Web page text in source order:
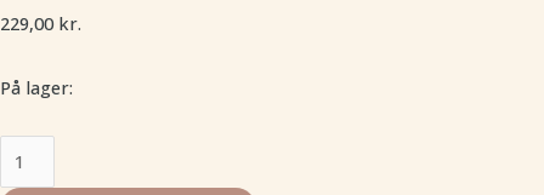
229,00 kr.
På lager: